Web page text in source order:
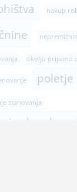
nakup
okolju prijazno
poletje
stanovanja